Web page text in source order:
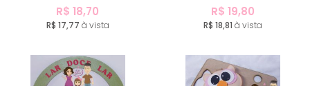
R$ 18,70
R$ 17,77 à vista
R$ 19,80
R$ 18,81 à vista